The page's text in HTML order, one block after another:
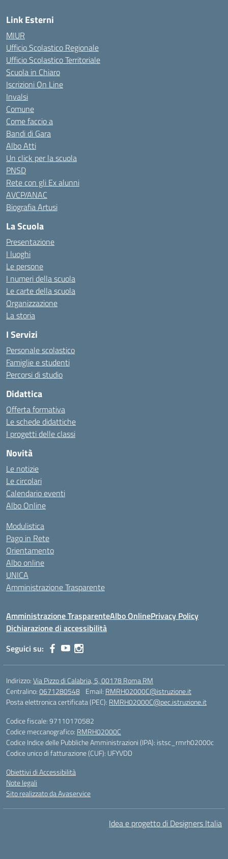
Link Esterni
MIUR
Ufficio Scolastico Regionale
Ufficio Scolastico Territoriale
Scuola in Chiaro
Iscrizioni On Line
Invalsi
Comune
Come faccio a
Bandi di Gara
Albo Atti
Un click per la scuola
PNSD
Rete con gli Ex alunni
AVCP/ANAC
Biografia Artusi
La Scuola
Presentazione
I luoghi
Le persone
I numeri della scuola
Le carte della scuola
Organizzazione
La storia
I Servizi
Personale scolastico
Famiglie e studenti
Percorsi di studio
Didattica
Offerta formativa
Le schede didattiche
I progetti delle classi
Novità
Le notizie
Le circolari
Calendario eventi
Albo Online
Modulistica
Pago in Rete
Orientamento
Albo online
UNICA
Amministrazione Trasparente
Amministrazione TrasparenteAlbo OnlinePrivacy Policy
Dichiarazione di accessibilità
Seguici su:
Indirizzo:Via Pizzo di Calabria, 5, 00178 Roma RM
Centralino:0671280548 Email: RMRH02000C@istruzione.it
Posta elettronica certificata (PEC): RMRH02000C@pec.istruzione.it
Codice fiscale: 97110170582
Codice meccanografico: RMRH02000C
Codice Indice delle Pubbliche Amministrazioni (IPA): istsc_rmrh02000c
Codice unico di fatturazione (CUF): UFYVDD
Obiettivi di Accessibilità
Note legali
Sito realizzato da Avaservice
Idea e progetto di Designers Italia